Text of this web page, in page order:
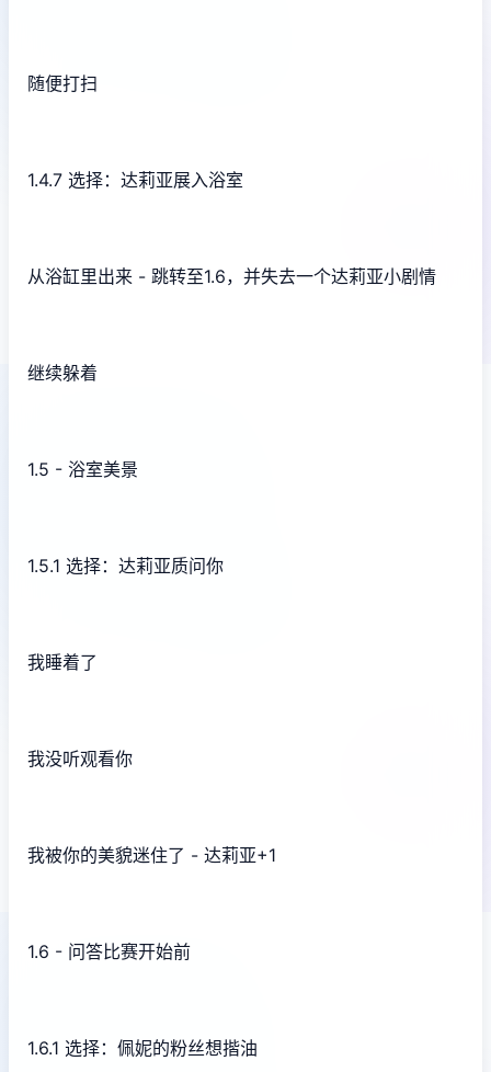
随便打扫
1.4.7 选择：达莉亚展入浴室
从浴缸里出来 - 跳转至1.6，并失去一个达莉亚小剧情
继续躲着
1.5 - 浴室美景
1.5.1 选择：达莉亚质问你
我睡着了
我没听观看你
我被你的美貌迷住了 - 达莉亚+1
1.6 - 问答比赛开始前
1.6.1 选择：佩妮的粉丝想揩油